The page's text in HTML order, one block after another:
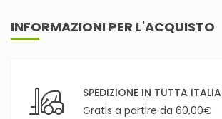
INFORMAZIONI PER L'ACQUISTO
SPEDIZIONE IN TUTTA ITALIA
Gratis a partire da 60,00€